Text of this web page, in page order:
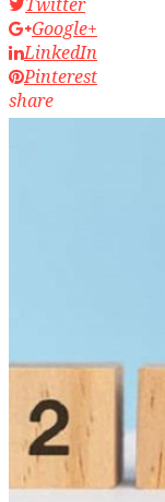
Google+
LinkedIn
Pinterest
share